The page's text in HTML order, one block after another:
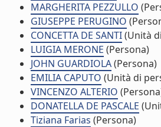
MARGHERITA PEZZULLO
GIUSEPPE PERUGINO
CONCETTA DE SANTI(Unità
LUIGIA MERONE (Persona)
JOHN GUARDIOLA(Persona)
EMILIA CAPUTO (Unità di
VINCENZO ALTERIO
DONATELLA DE PASCALE
Tiziana Farias (Persona)